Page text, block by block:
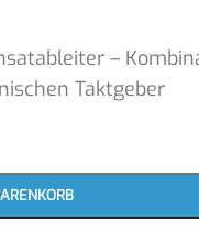
–
Taktgeber